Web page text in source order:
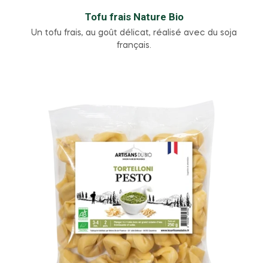
Tofu frais Nature Bio
Un tofu frais, au goût délicat, réalisé avec du soja
français.